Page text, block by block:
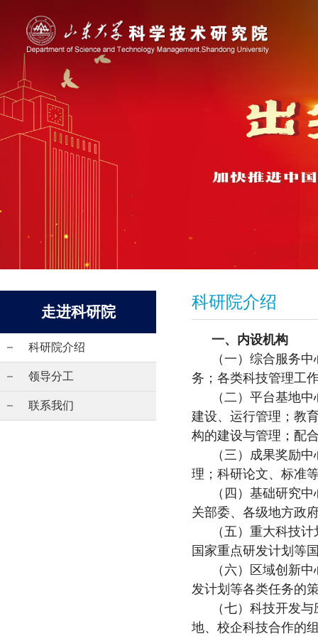
走进科研院
科研院介绍
领导分工
联系我们
科研院介绍
一、内设机构
（一）综合服务
务；各类科技管理工
（二）平台基地
建设、运行管理；教
构的建设与管理；配
（三）成果奖励
理；科研论文、标准
（四）基础研究
关部委、各级地方政
（五）重大科技
国家重点研发计划等
（六）区域创新
发计划等各类任务的
（七）科技开发
地、校企科技合作的